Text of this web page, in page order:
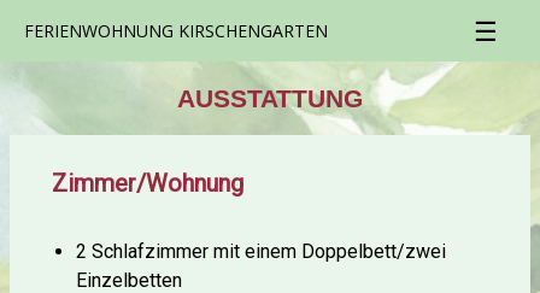
FERIENWOHNUNG KIRSCHENGARTEN ☰
AUSSTATTUNG
Zimmer/Wohnung
2 Schlafzimmer mit einem Doppelbett/zwei
Einzelbetten